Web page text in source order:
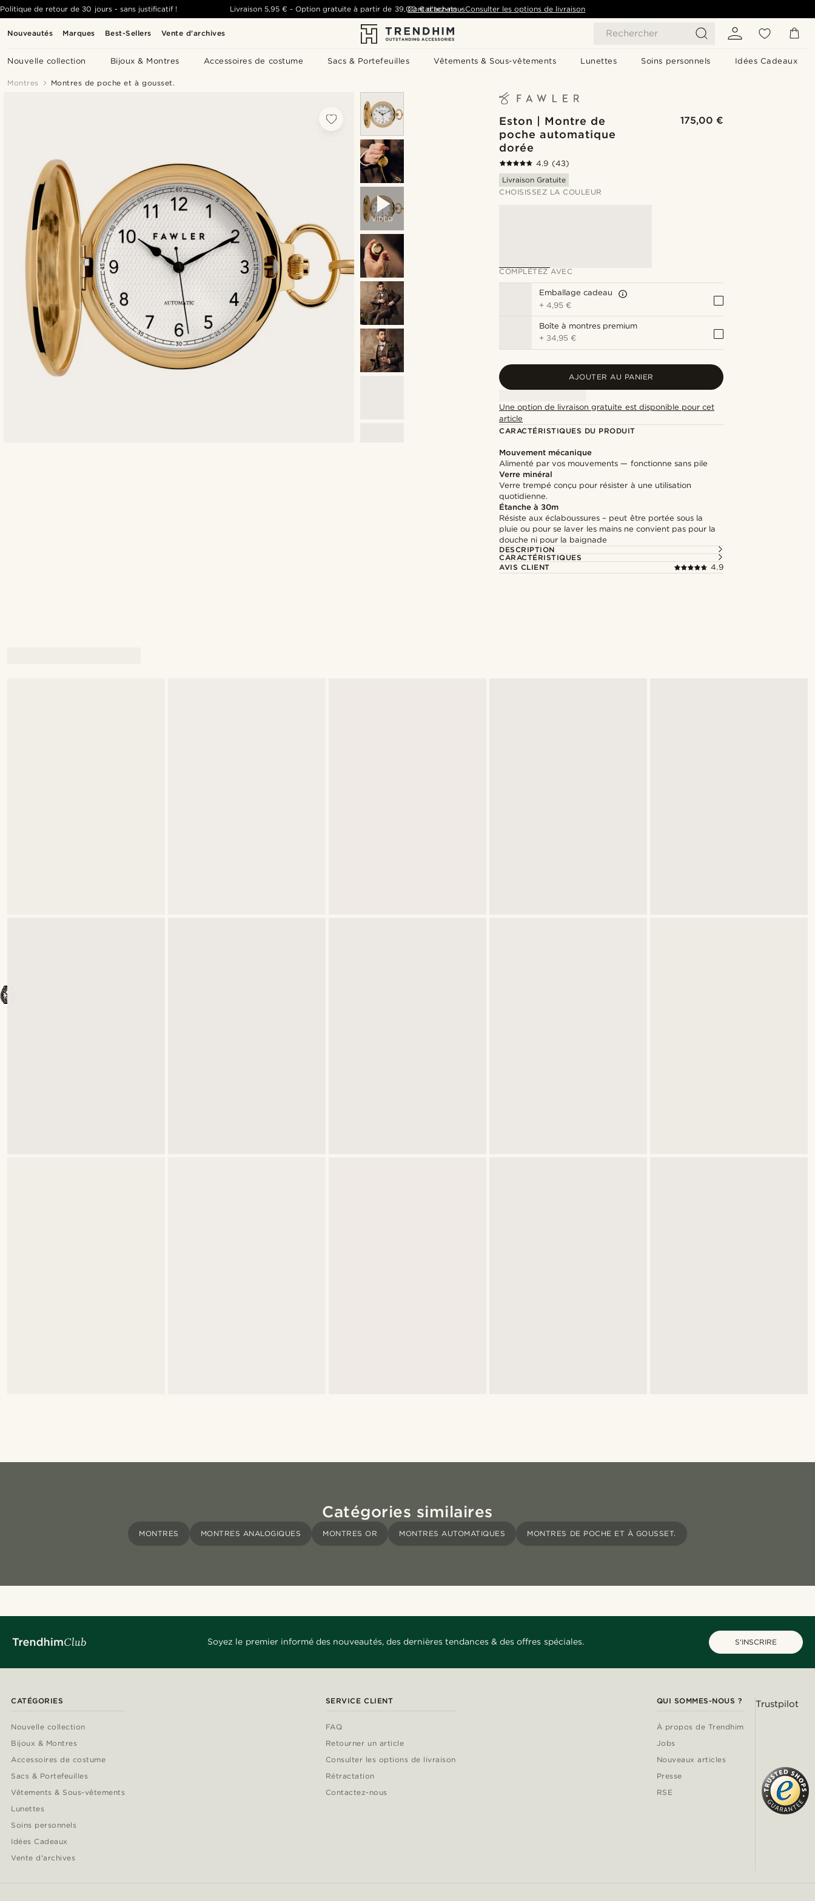
Nouveautés Marques Best-Sellers Vente d'archives Rechercher
Nouvelle collection Bijoux & Montres Accessoires de costume Sacs & Portefeuilles Vêtements & Sous-vêtements Lunettes Soins personnels Idées Cadeaux
Politique de retour de 30 jours - sans justificatif ! Livraison 5,95 € -Option gratuite à partir de 39,00 € d'achats- Consulter les options de livraison
Contactez-nous
Montres Montres de poche et à gousset.
VIDEO
Eston | Montre de
poche automatique
dorée
175,00 €
4.9 (43)
Livraison Gratuite
CHOISISSEZ LA COULEUR
COMPLÉTEZ AVEC
Emballage cadeau
+4,95 €
Boîte à montres premium
+ 34,95 €
AJOUTER AU PANIER
Une option de livraison gratuite est disponible pour cet
article
CARACTÉRISTIQUES DU PRODUIT
Mouvement mécanique
Alimenté par vos mouvements — fonctionne sans pile
Verre minéral
Verre trempé conçu pour résister à une utilisation
quotidienne.
Étanche à 30m
Résiste aux éclaboussures – peut être portée sous la
pluie ou pour se laver les mains ne convient pas pour la
douche ni pour la baignade
DESCRIPTION
CARACTÉRISTIQUES
AVIS CLIENT
4.9
Catégories similaires
MONTRES MONTRES ANALOGIQUES MONTRES OR MONTRES AUTOMATIQUES MONTRES DE POCHE ET À GOUSSET.
Soyez le premier informé des nouveautés, des dernières tendances & des offres spéciales. S'INSCRIRE
CATÉGORIES
Nouvelle collection
Bijoux & Montres
Accessoires de costume
Sacs & Portefeuilles
Vêtements & Sous-vêtements
Lunettes
Soins personnels
Idées Cadeaux
Vente d'archives
SERVICE CLIENT
FAQ
Retourner un article
Consulter les options de livraison
Rétractation
Contactez-nous
QUI SOMMES-NOUS ?
À propos de Trendhim
Jobs
Nouveaux articles
Presse
RSE
Trustpilot